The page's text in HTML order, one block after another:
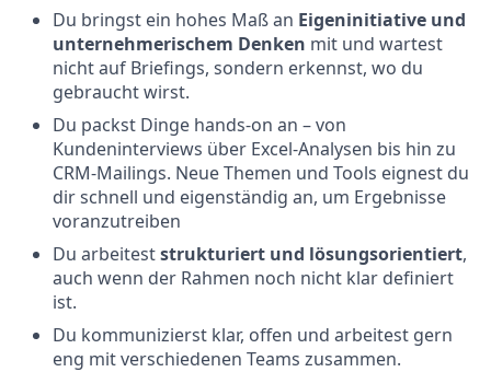
Du bringst ein hohes Maß an Eigeninitiative und
unternehmerischem Denken mit und wartest
nicht auf Briefings, sondern erkennst, wo du
gebraucht wirst.
Du packst Dinge hands-on an – von
Kundeninterviews über Excel-Analysen bis hin zu
CRM-Mailings. Neue Themen und Tools eignest du
dir schnell und eigenständig an, um Ergebnisse
voranzutreiben
Du arbeiteststrukturiert und lösungsorientiert,
auch wenn der Rahmen noch nicht klar definiert
ist.
Du kommunizierst klar, offen und arbeitest gern
eng mit verschiedenen Teams zusammen.